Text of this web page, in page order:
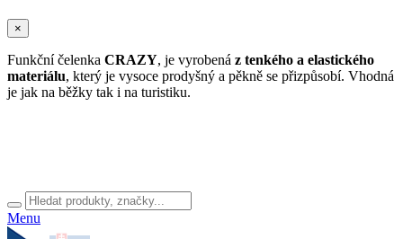
×
Funkční čelenka CRAZY, je vyrobená z tenkého a elastického
materiálu, který je vysoce prodyšný a pěkně se přizpůsobí. Vhodná
je jak na běžky tak i na turistiku.
Menu